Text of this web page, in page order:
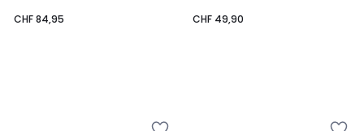
CHF 84,95
CHF 49,90